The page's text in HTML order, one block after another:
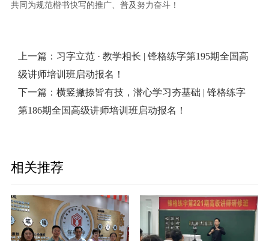
共同为规范楷书快写的推广、普及努力奋斗！
上一篇： 习字立范 · 教学相长 | 锋格练字第195期全国高
级讲师培训班启动报名！
下一篇： 横竖撇捺皆有技，潜心学习夯基础 | 锋格练字
第186期全国高级讲师培训班启动报名！
相关推荐